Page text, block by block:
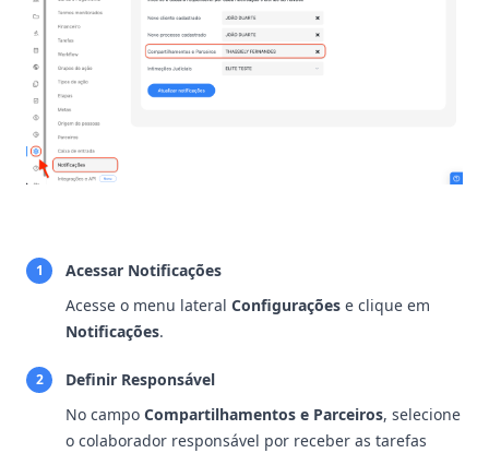
1
Acessar Notificações
Acesse o menu lateral Configurações e clique em
Notificações.
2
Definir Responsável
No campo Compartilhamentos e Parceiros, selecione
o colaborador responsável por receber as tarefas